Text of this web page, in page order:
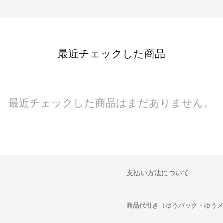
最近チェックした商品
最近チェックした商品はまだありません。
支払い方法について
商品代引き（ゆうパック・ゆうメ